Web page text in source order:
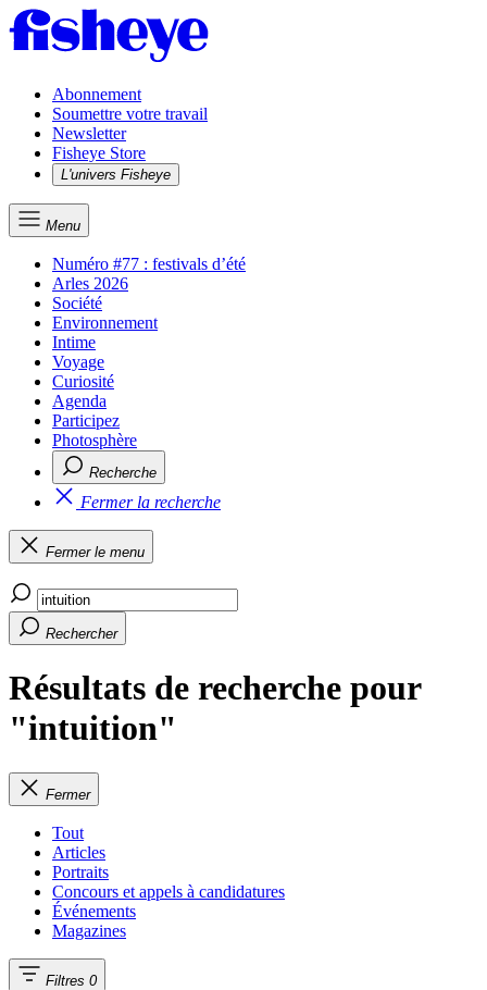
Abonnement
Soumettre votre travail
Newsletter
Fisheye Store
L'univers Fisheye
Menu
Numéro #77 : festivals d’été
Arles 2026
Société
Environnement
Intime
Voyage
Curiosité
Agenda
Participez
Photosphère
Recherche
Fermer la recherche
Fermer le menu
Rechercher
Résultats de recherche pour
"intuition"
Fermer
Tout
Articles
Portraits
Concours et appels à candidatures
Événements
Magazines
Filtres 0